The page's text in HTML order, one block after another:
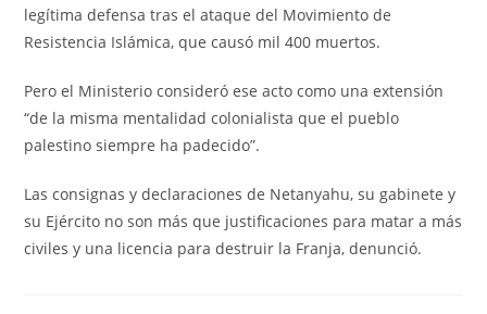
legítima defensa tras el ataque del Movimiento de
Resistencia Islámica, que causó mil 400 muertos.
Pero el Ministerio consideró ese acto como una extensión
“de la misma mentalidad colonialista que el pueblo
palestino siempre ha padecido”.
Las consignas y declaraciones de Netanyahu, su gabinete y
su Ejército no son más que justificaciones para matar a más
civiles y una licencia para destruir la Franja, denunció.